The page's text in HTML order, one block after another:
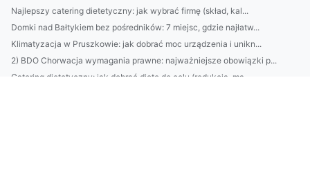
Najlepszy catering dietetyczny: jak wybrać firmę (skład, kal...
Domki nad Bałtykiem bez pośredników: 7 miejsc, gdzie najłatw...
Klimatyzacja w Pruszkowie: jak dobrać moc urządzenia i unikn...
2) BDO Chorwacja wymagania prawne: najważniejsze obowiązki p...
Catering dietetyczny: jak dobrać dietę do celu (redukcja, ma...